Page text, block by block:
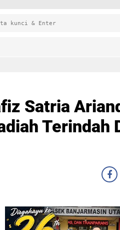
Satria
Terindah